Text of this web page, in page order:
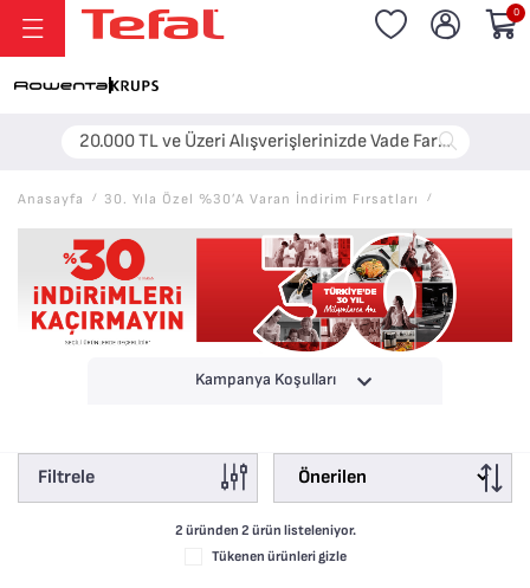
20.000 TL ve Üzeri Alışverişlerinizde Vade Farksız 6 Taksit!
0
Anasayfa / 30. Yıla Özel %30’a Varan İndirim Fırsatları /
Kampanya Koşulları
Filtrele
2 üründen 2 ürün listeleniyor.
Tükenen ürünleri gizle